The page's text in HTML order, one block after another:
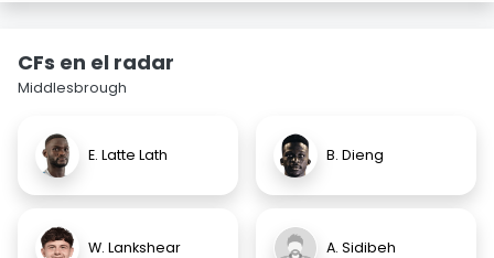
CFs en el radar
Middlesbrough
E. Latte Lath B. Dieng
W. Lankshear A. Sidibeh